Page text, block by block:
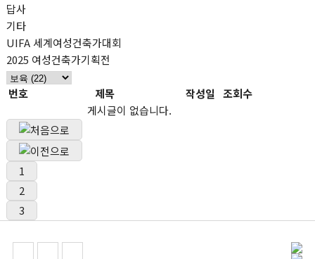
답사
기타
UIFA 세계여성건축가대회
2025 여성건축가기획전
번호 제목 작성일
조회수
게시글이 없습니다.
1
2
3